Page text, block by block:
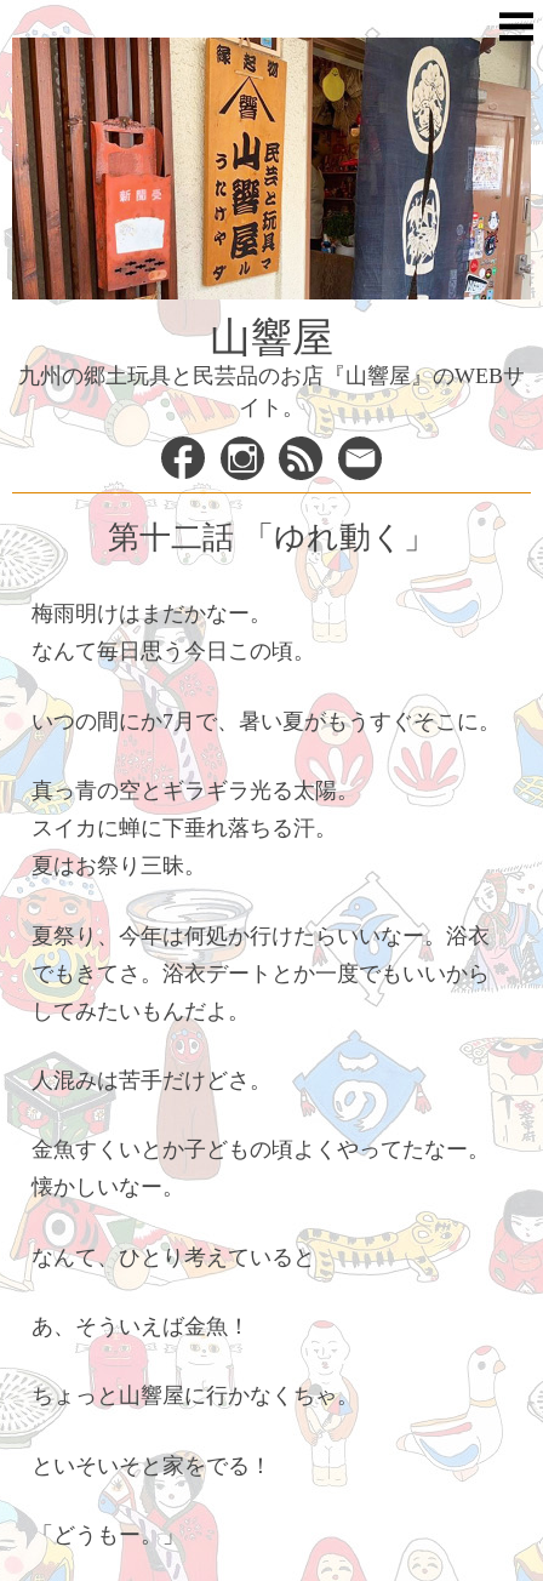
Skip
to
content
山響屋
九州の郷土玩具と民芸品のお店『山響屋』のWEBサ
イト。
第十二話 「ゆれ動く」
梅雨明けはまだかなー。
なんて毎日思う今日この頃。
いつの間にか7月で、暑い夏がもうすぐそこに。
真っ青の空とギラギラ光る太陽。
スイカに蝉に下垂れ落ちる汗。
夏はお祭り三昧。
夏祭り、今年は何処か行けたらいいなー。浴衣
でもきてさ。浴衣デートとか一度でもいいから
してみたいもんだよ。
人混みは苦手だけどさ。
金魚すくいとか子どもの頃よくやってたなー。
懐かしいなー。
なんて、ひとり考えていると
あ、そういえば金魚！
ちょっと山響屋に行かなくちゃ。
といそいそと家をでる！
「どうもー。」